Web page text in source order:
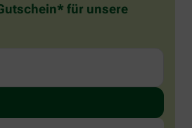
für unsere